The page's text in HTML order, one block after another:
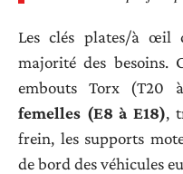
Les clés plates/à
majorité des besoins.
embouts Torx (T20
femelles (E8 à E18),
frein, les supports
de bord des véhicules